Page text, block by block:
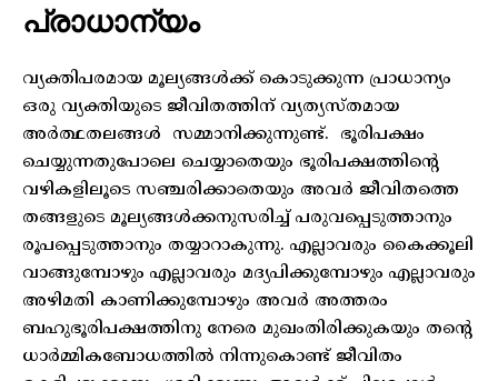
പ്രാധാന്യം
വ്യക്തിപരമായ മൂല്യങ്ങൾക്ക് കൊടുക്കുന്ന പ്രാധാന്യം
ഒരു വ്യക്തിയുടെ ജീവിതത്തിന് വ്യത്യസ്തമായ
അർത്ഥതലങ്ങൾ സമ്മാനിക്കുന്നുണ്ട്. ഭൂരിപക്ഷം
ചെയ്യുന്നതുപോലെ ചെയ്യാതെയും ഭൂരിപക്ഷത്തിന്റെ
വഴികളിലൂടെ സഞ്ചരിക്കാതെയും അവർ ജീവിതത്തെ
തങ്ങളുടെ മൂല്യങ്ങൾക്കനുസരിച്ച് പരുവപ്പെടുത്താനും
രൂപപ്പെടുത്താനും തയ്യാറാകുന്നു. എല്ലാവരും കൈക്കൂലി
വാങ്ങുമ്പോഴും എല്ലാവരും മദ്യപിക്കുമ്പോഴും എല്ലാവരും
അഴിമതി കാണിക്കുമ്പോഴും അവർ അത്തരം
ബഹുഭൂരിപക്ഷത്തിനു നേരെ മുഖംതിരിക്കുകയും തന്റെ
ധാർമ്മികബോധത്തിൽ നിന്നുകൊണ്ട് ജീവിതം